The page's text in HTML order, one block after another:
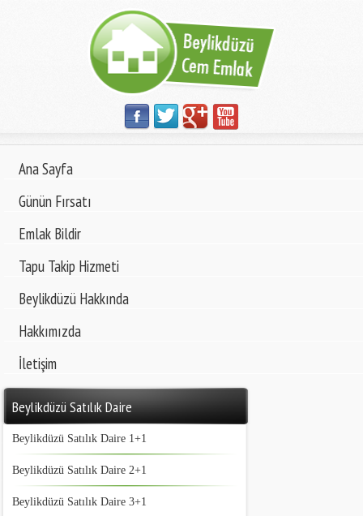
Ana Sayfa
Günün Fırsatı
Emlak Bildir
Tapu Takip Hizmeti
Beylikdüzü Hakkında
Hakkımızda
İletişim
Beylikdüzü Satılık Daire
Beylikdüzü Satılık Daire 1+1
Beylikdüzü Satılık Daire 2+1
Beylikdüzü Satılık Daire 3+1